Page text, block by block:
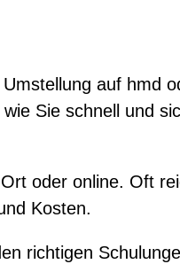
auf hmd
Sie schnell und
oder online. Oft
Kosten.
richtigen